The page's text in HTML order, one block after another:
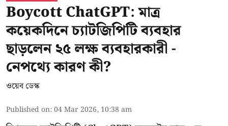
Boycott ChatGPT: মাত্র
কয়েকদিনে চ্যাটজিপিটি ব্যবহার
ছাড়লেন ২৫ লক্ষ ব্যবহারকারী -
নেপথ্যে কারণ কী?
ওয়েব ডেস্ক
Published on:04 Mar 2026, 10:38 am